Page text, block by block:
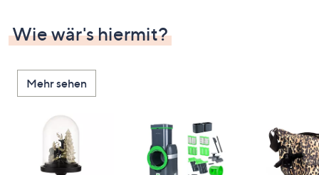
Wie wär's hiermit?
Mehr sehen